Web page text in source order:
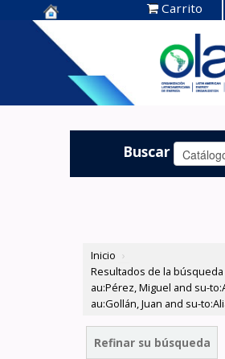
Centro de
Documentación
OLADE -
Carrito
Buscar
Inicio ›
Resultados de la búsqueda
au:Pérez, Miguel and su-
au:Gollán, Juan and su-
Refinar su búsqueda